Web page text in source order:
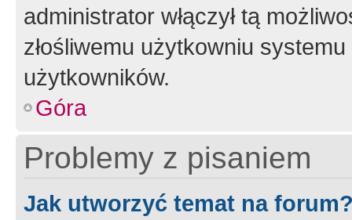
administrator włączył tą
złośliwemu użytkowniu
użytkowników.
Góra
Problemy z pisaniem
Jak utworzyć temat na